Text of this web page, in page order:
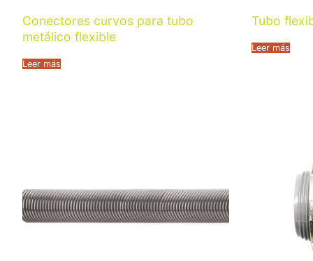
Conectores curvos para tubo
metálico flexible
Leer más
Tubo
Leer más